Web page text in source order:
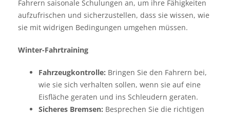
Fahrern saisonale Schulungen an, um ihre Fähigkeiten
aufzufrischen und sicherzustellen, dass sie wissen, wie
sie mit widrigen Bedingungen umgehen müssen.
Winter-Fahrtraining
Fahrzeugkontrolle: Bringen Sie den Fahrern bei,
wie sie sich verhalten sollen, wenn sie auf eine
Eisfläche geraten und ins Schleudern geraten.
Sicheres Bremsen: Besprechen Sie die richtigen